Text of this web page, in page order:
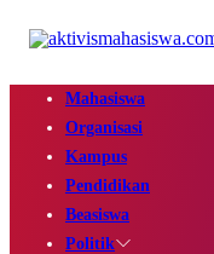
Mahasiswa
Organisasi
Kampus
Pendidikan
Beasiswa
Politik